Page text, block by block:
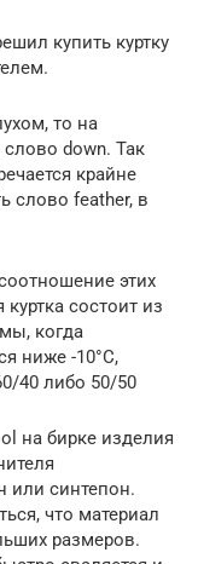
купить куртку
то на
down. Так
крайне
слово feather, в
этих
состоит из
когда
ниже -10°С,
40 либо 50/50
на бирке изделия
или синтепон.
что материал
размеров.